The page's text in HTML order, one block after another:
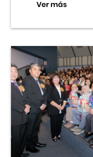
Ver más